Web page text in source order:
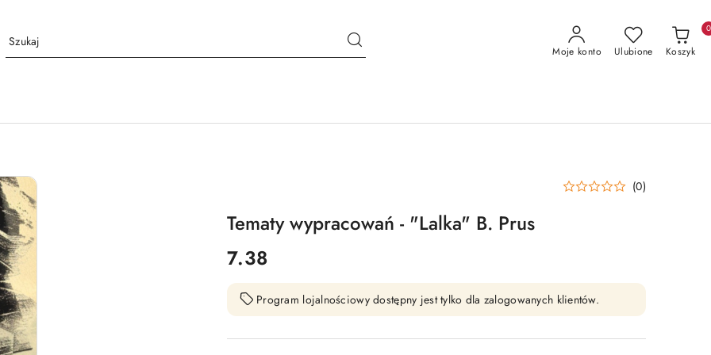
Moje konto Ulubione Koszyk
0
(0)
Tematy wypracowań - "Lalka" B. Prus
cena:
7.38
Program lojalnościowy dostępny jest tylko dla zalogowanych klientów.